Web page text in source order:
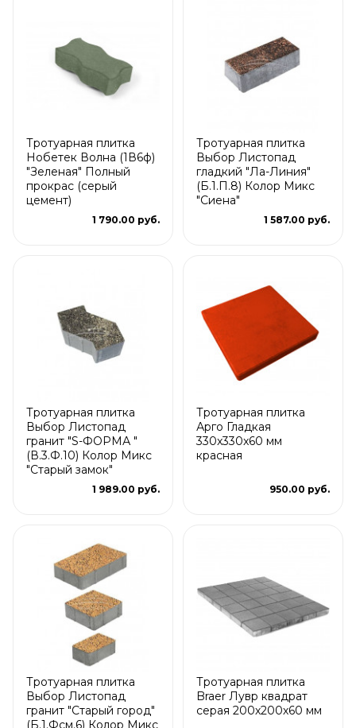
Тротуарная плитка
Нобетек Волна (1В6ф)
"Зеленая" Полный
прокрас (серый
цемент)
1 790.00 руб.
Тротуарная плитка
Выбор Листопад
гладкий "Ла-Линия"
(Б.1.П.8) Колор Микс
"Сиена"
1 587.00 руб.
Тротуарная плитка
Выбор Листопад
гранит "S-ФОРМА "
(В.3.Ф.10) Колор Микс
"Старый замок"
1 989.00 руб.
Тротуарная плитка
Арго Гладкая
330x330x60 мм
красная
950.00 руб.
Тротуарная плитка
Выбор Листопад
гранит "Старый город"
(Б.1.Фсм.6) Колор Микс
Тротуарная плитка
Braer Лувр квадрат
серая 200х200х60 мм